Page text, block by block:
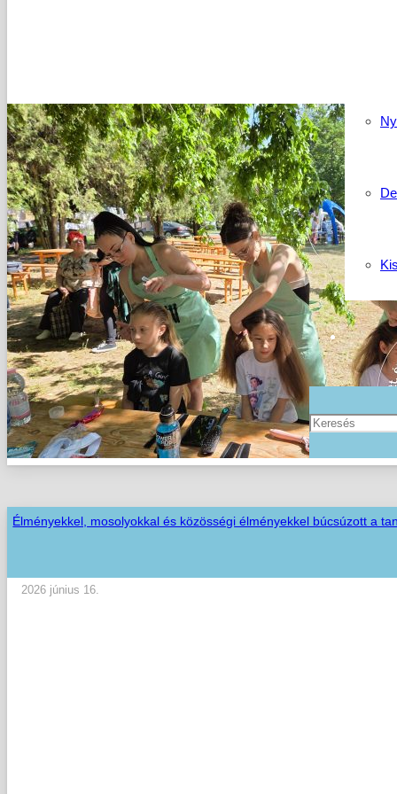
Élményekkel, mosolyokkal és közösségi élményekkel búcsúzott a
2026 június 16.